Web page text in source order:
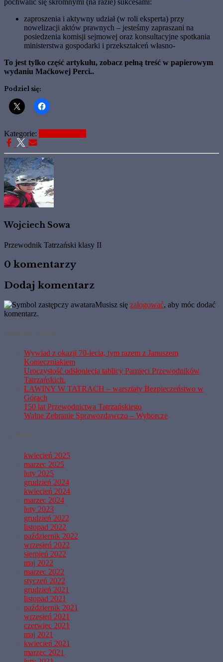
pochwa­lić się skromnymi (na razie) sukcesami:
zaproszenia i aktywny udział (w roli eks­perta) przy
nowelizacji aktów prawnych – je­steśmy zapraszani na
posiedzenia komisji sejmowej oraz konsultacyjne spotkania
mini­sterstwa gospodarki i przekształceń własno-
To jest tylko część artykułu, zobacz pełną treść w papierowym
wydaniu Maćkowej Perci..
Podziel się:
Kategorie:
Wojciech Sowa
Przewodnik Tatrzański klasy II
0 komentarzy
Dodaj komentarz
Musisz się zalogować, aby móc dodać
komentarz.
Wywiad z okazji 70-lecia, tym razem z Januszem
Konieczniakiem
Uroczystość odsłonięcia tablicy Pamięci Przewodników
Tatrzańskich.
LAWINY W TATRACH – warsztaty Bezpieczeństwo w
Górach
150 lat Przewodnictwa Tatrzańskiego
Walne Zebranie Sprawozdawczo – Wyborcze
kwiecień 2025
marzec 2025
luty 2025
grudzień 2024
kwiecień 2024
marzec 2024
luty 2023
grudzień 2022
listopad 2022
październik 2022
wrzesień 2022
sierpień 2022
maj 2022
marzec 2022
styczeń 2022
grudzień 2021
listopad 2021
październik 2021
wrzesień 2021
czerwiec 2021
maj 2021
kwiecień 2021
marzec 2021